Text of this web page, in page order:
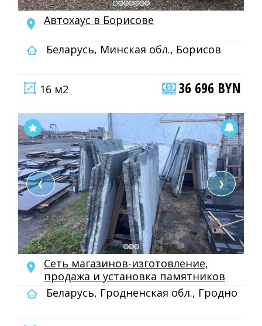
Автохаус в Борисове
Беларусь, Минская обл., Борисов
16 м2 36 696 BYN
❮ ❯
Сеть магазинов-изготовление,
продажа и установка памятников
Беларусь, Гродненская обл., Гродно